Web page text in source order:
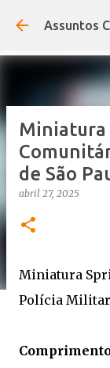
Assuntos
Miniatura
de São
abril 27, 2025
Miniatura
Polícia Militar